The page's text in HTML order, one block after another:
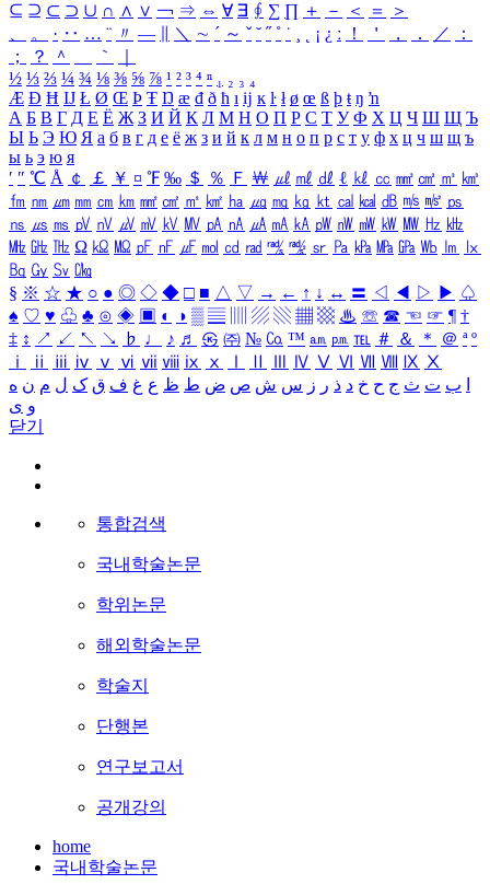
⊆ ⊇ ⊂ ⊃ ∪ ∩ ∧ ∨ ￢ ⇒ ⇔ ∀ ∃ ∮ ∑ ∏ ＋ － ＜ ＝
＞
、
。 · ‥ … ¨ 〃 ― ＼ ∼ ´ ～ ˇ ˘ ˝ ˚ ˙ ¸ ¡ ¿ ː ！ ＇ ， ． ／
：
；
？ ＾ ｀
½ ⅓ ⅔ ¼ ¾ ⅛ ⅜ ⅝ ⅞ ¹ ² ³ ⁴ ⁿ ₁ ₂ ₃ ₄
Æ Ð Ħ Ĳ Ł Ø Œ Þ Ŧ Ŋ æ đ ð ħ ı ĳ ĸ ŀ ł ø œ ß þ ŧ ŋ ŉ
А Б В Г Д Е Ё Ж З И Й К Л М Н О П Р С Т У Ф Х Ц Ч Ш Щ Ъ
Ы Ь Э Ю Я а б в г д е ё ж з и й к л м н о п р с т у ф х ц ч ш щ ъ
ы ь э ю я
′ ″ ℃ Å ￠ ￡ ￥ ¤ ℉ ‰ ＄ ％ Ｆ ￦ ㎕ ㎖ ㎗ ℓ ㎘ ㏄ ㎣ ㎤ ㎥ ㎦
㎙ ㎚ ㎛ ㎜ ㎝ ㎞ ㎟ ㎠ ㎡ ㎢ ㏊ ㎍ ㎎ ㎏ ㏏ ㎈ ㎉ ㏈ ㎧ ㎨ ㎰
㎱ ㎲ ㎳ ㎴ ㎵ ㎶ ㎷ ㎸ ㎹ ㎀ ㎁ ㎂ ㎃ ㎄ ㎺ ㎻ ㎽ ㎾ ㎿ ㎐ ㎑
㎒ ㎓ ㎔ Ω ㏀ ㏁ ㎊ ㎋ ㎌ ㏖ ㏅ ㎭ ㎮ ㎯ ㏛ ㎩ ㎪ ㎫ ㎬ ㏝ ㏐
㏓
㏃ ㏉ ㏜ ㏆
§ ※ ☆ ★ ○ ● ◎ ◇ ◆ □ ■ △ ▽ → ← ↑ ↓ ↔ 〓 ◁ ◀ ▷ ▶ ♤
♠ ♡ ♥ ♧ ♣ ⊙ ◈ ▣ ◐ ◑ ▒ ▤ ▨ ▧ ▦ ▩ ♨ ☏ ☎ ☜ ☞ ¶ †
‡ ↕ ↗ ↙ ↖ ↘ ♭ ♩ ♪ ♬ ㉿ ㈜ № ㏇ ™ ㏂ ㏘ ℡ ＃ ＆ ＊ ＠ ª º
ⅰ
ⅱ ⅲ ⅳ ⅴ ⅵ ⅶ ⅷ ⅸ ⅹ Ⅳ Ⅴ Ⅵ Ⅶ Ⅷ Ⅸ Ⅹ
ب ت ث ج ح خ د ذ ر ز س ش ص ض ط ظ ع غ ف ق ک ل م ن ه
و ی
닫기
통합검색
국내학술논문
학위논문
해외학술논문
학술지
단행본
연구보고서
공개강의
home
국내학술논문